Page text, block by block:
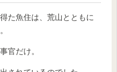
た魚住は、荒山とともに
官だけ。